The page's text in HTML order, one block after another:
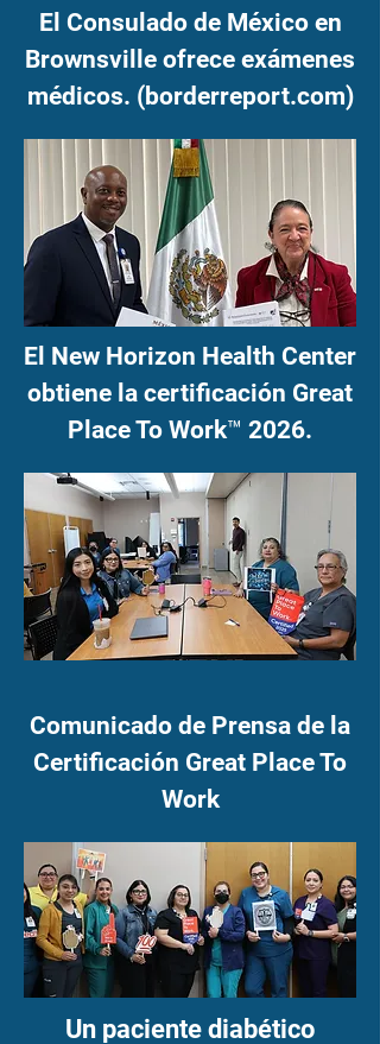
El Consulado de México en
Brownsville ofrece exámenes
médicos. (borderreport.com)
El New Horizon Health Center
obtiene la certificación Great
Place To Work™ 2026.
Comunicado de Prensa de la
Certificación Great Place To
Work
Un paciente diabético